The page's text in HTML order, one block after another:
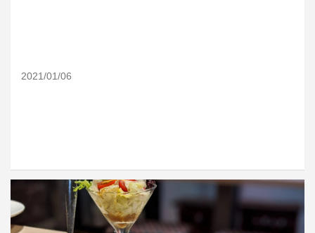
2021/01/06